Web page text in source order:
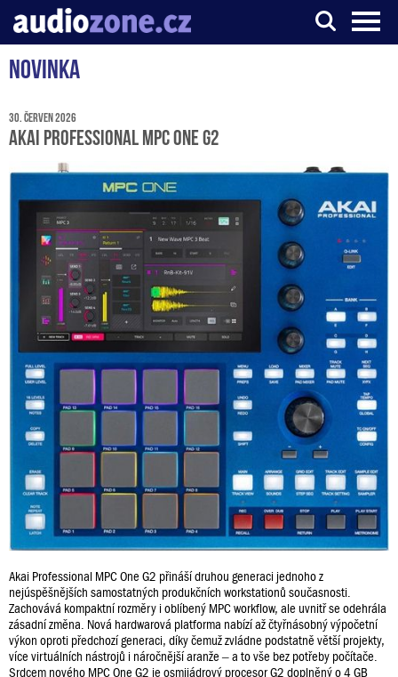
Server o digitálním zpracování zvuku
Novinka
30. červen 2026
Akai Professional MPC One G2
Akai Professional MPC One G2 přináší druhou generaci jednoho z
nejúspěšnějších samostatných produkčních workstationů současnosti.
Zachovává kompaktní rozměry i oblíbený MPC workflow, ale uvnitř se odehrála
zásadní změna. Nová hardwarová platforma nabízí až čtyřnásobný výpočetní
výkon oproti předchozí generaci, díky čemuž zvládne podstatně větší projekty,
více virtuálních nástrojů i náročnější aranže – a to vše bez potřeby počítače.
Srdcem nového MPC One G2 je osmijádrový procesor G2 doplněný o 4 GB